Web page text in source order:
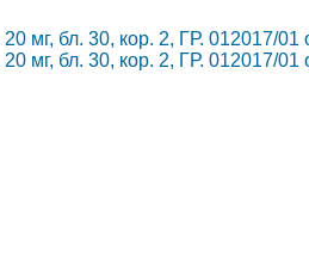
20 мг, бл. 30, кор. 2, ГР. 012017/
20 мг, бл. 30, кор. 2, ГР. 012017/